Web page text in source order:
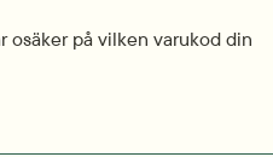
osäker på vilken varukod din